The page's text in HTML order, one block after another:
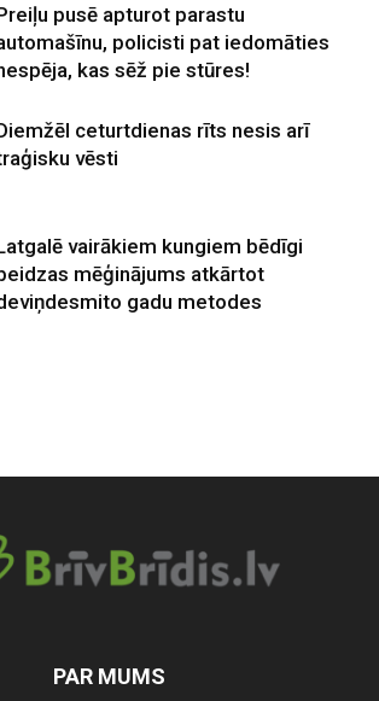
pusē apturot parastu
policisti pat iedomāties
kas sēž pie stūres!
ceturtdienas rīts nesis arī
vēsti
vairākiem kungiem bēdīgi
mēģinājums atkārtot
gadu metodes
PAR MUMS